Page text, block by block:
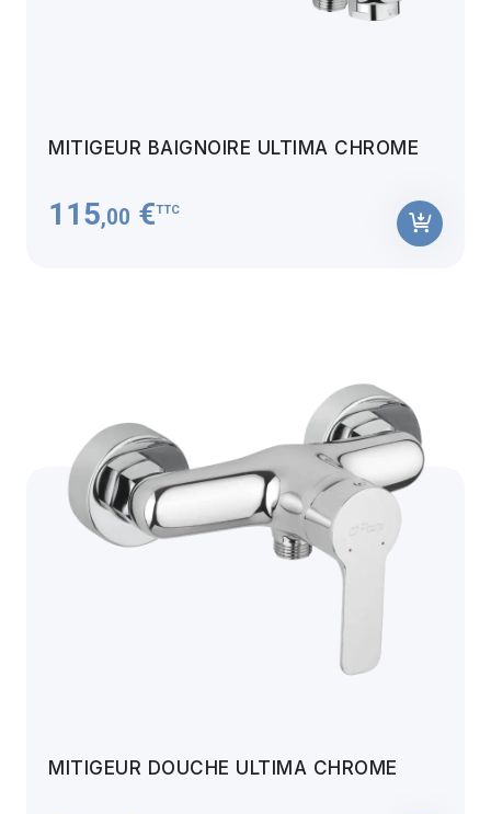
MITIGEUR BAIGNOIRE ULTIMA CHROME
115,00 €TTC
MITIGEUR DOUCHE ULTIMA CHROME